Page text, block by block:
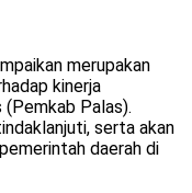
merupakan
kinerja
Palas).
serta akan
daerah di